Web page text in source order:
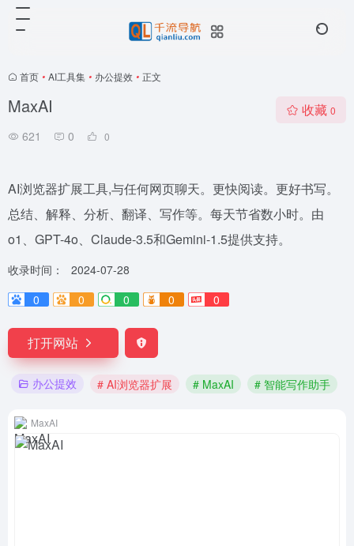
首页 • AI工具集 • 办公提效 • 正文
MaxAI
621 0 0
收藏 0
AI浏览器扩展工具,与任何网页聊天。更快阅读。更好书写。
总结、解释、分析、翻译、写作等。每天节省数小时。由
o1、GPT-4o、Claude-3.5和Gemini-1.5提供支持。
收录时间：
2024-07-28
0
0 0 0 0
打开网站
办公提效 # AI浏览器扩展 # MaxAI # 智能写作助手
MaxAI